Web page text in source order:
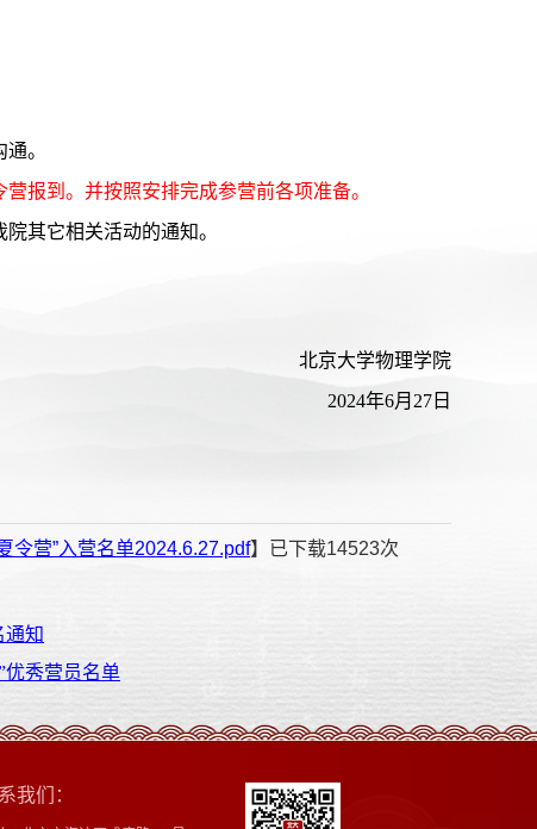
。
报到。并按照安排完成参营前各项准备。
其它相关活动的通知。
北京大学物理学院
2024年6月27日
令营”入营名单2024.6.27.pdf】已下载14523次
通知
优秀营员名单
我们：